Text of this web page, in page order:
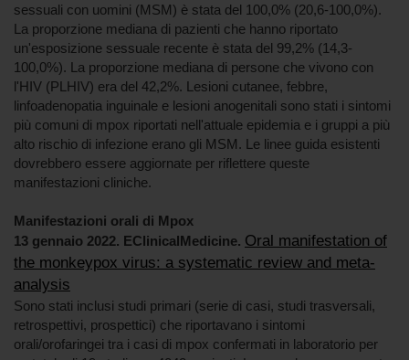
sessuali con uomini (MSM) è stata del 100,0% (20,6-100,0%).
La proporzione mediana di pazienti che hanno riportato
un'esposizione sessuale recente è stata del 99,2% (14,3-
100,0%). La proporzione mediana di persone che vivono con
l'HIV (PLHIV) era del 42,2%. Lesioni cutanee, febbre,
linfoadenopatia inguinale e lesioni anogenitali sono stati i sintomi
più comuni di mpox riportati nell'attuale epidemia e i gruppi a più
alto rischio di infezione erano gli MSM. Le linee guida esistenti
dovrebbero essere aggiornate per riflettere queste
manifestazioni cliniche.
Manifestazioni orali di Mpox
13 gennaio 2022. EClinicalMedicine. Oral manifestation of
the monkeypox virus: a systematic review and meta-
analysis
Sono stati inclusi studi primari (serie di casi, studi trasversali,
retrospettivi, prospettici) che riportavano i sintomi
orali/orofaringei tra i casi di mpox confermati in laboratorio per